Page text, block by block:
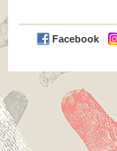
Facebook